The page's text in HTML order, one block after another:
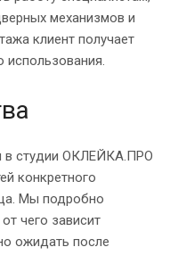
механизмов и
клиент получает
использования.
в студии ОКЛЕЙКА.ПРО
конкретного
Мы подробно
чего зависит
ожидать после